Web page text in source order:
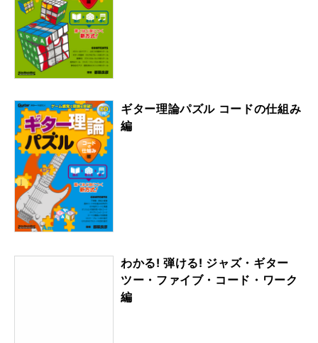
ギター理論パズル コードの仕組み
編
わかる! 弾ける! ジャズ・ギター
ツー・ファイブ・コード・ワーク
編